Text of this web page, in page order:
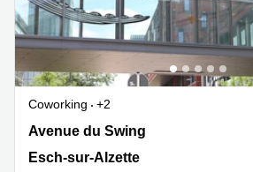
Сoworking
Sandweiler
Bureaux
Esch-
sur-
Alzette
Bureaux
Coworking
+2
7 Avenue du Swing, Belval, Esch-sur-
Avenue du Swing
Esch-sur-Alzette